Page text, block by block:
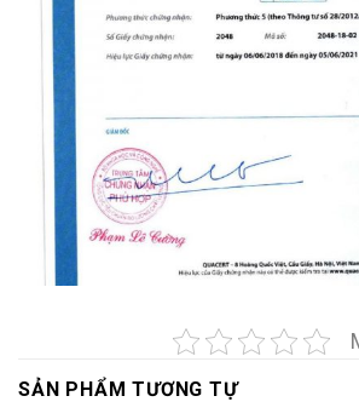
SẢN PHẨM TƯƠNG TỰ